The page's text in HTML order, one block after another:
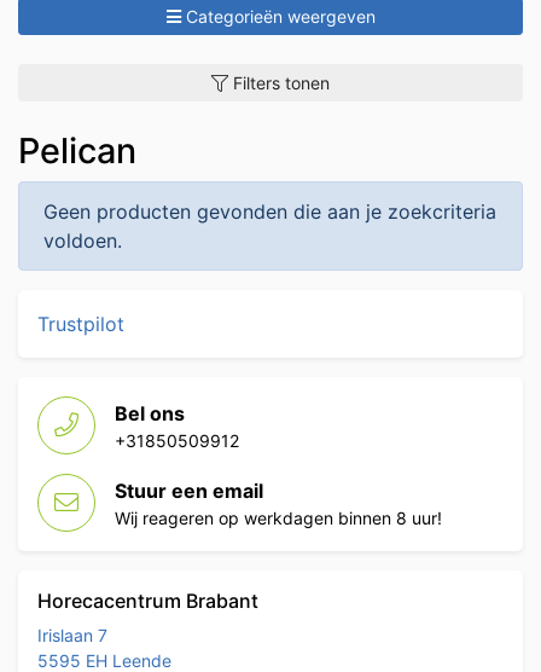
Categorieën weergeven
Filters tonen
Pelican
Geen producten gevonden die aan je zoekcriteria
voldoen.
Trustpilot
Bel ons
+31850509912
Stuur een email
Wij reageren op werkdagen binnen 8 uur!
Horecacentrum Brabant
Irislaan 7
5595 EH Leende